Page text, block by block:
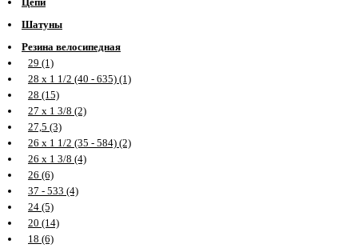
Шатуны
Резина велосипедная
29 (1)
28 х 1 1/2 (40 - 635) (1)
28 (15)
27 х 1 3/8 (2)
27,5 (3)
26 х 1 1/2 (35 - 584) (2)
26 х 1 3/8 (4)
26 (6)
37 - 533 (4)
24 (5)
20 (14)
18 (6)